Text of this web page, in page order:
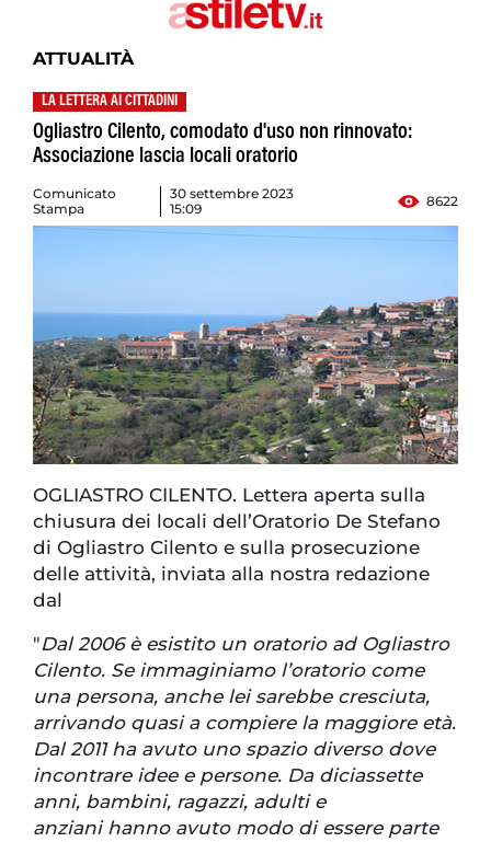
ATTUALITÀ
LA LETTERA AI CITTADINI
Ogliastro Cilento, comodato d'uso non rinnovato:
Associazione lascia locali oratorio
Comunicato
Stampa
30 settembre 2023
15:09
8622
OGLIASTRO CILENTO. Lettera aperta sulla
chiusura dei locali dell’Oratorio De Stefano
di Ogliastro Cilento e sulla prosecuzione
delle attività, inviata alla nostra redazione
dal
"Dal 2006 è esistito un oratorio ad Ogliastro
Cilento. Se immaginiamo l’oratorio come
una persona, anche lei sarebbe cresciuta,
arrivando quasi a compiere la maggiore età.
Dal 2011 ha avuto uno spazio diverso dove
incontrare idee e persone. Da diciassette
anni, bambini, ragazzi, adulti e
anziani hanno avuto modo di essere parte